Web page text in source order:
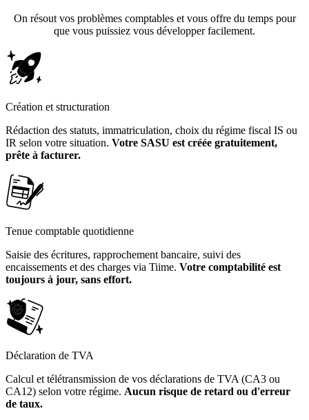
On résout vos problèmes comptables et vous offre du temps pour
que vous puissiez vous développer facilement.
Création et structuration
Rédaction des statuts, immatriculation, choix du régime fiscal IS ou
IR selon votre situation. Votre SASU est créée gratuitement,
prête à facturer.
Tenue comptable quotidienne
Saisie des écritures, rapprochement bancaire, suivi des
encaissements et des charges via Tiime. Votre comptabilité est
toujours à jour, sans effort.
Déclaration de TVA
Calcul et télétransmission de vos déclarations de TVA (CA3 ou
CA12) selon votre régime. Aucun risque de retard ou d'erreur
de taux.